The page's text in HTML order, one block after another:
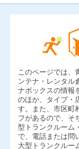
このページでは、
ンテナ・レンタル
ナボックスの情報
のほか、タイプ・
す。また、市区町
フがあるので、そ
型トランクルーム
で、電話または問
大型トランクルー